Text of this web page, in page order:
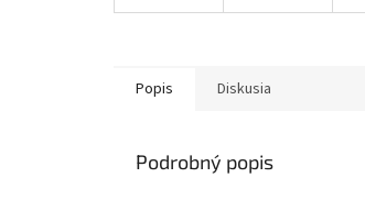
Popis Diskusia
Podrobný popis